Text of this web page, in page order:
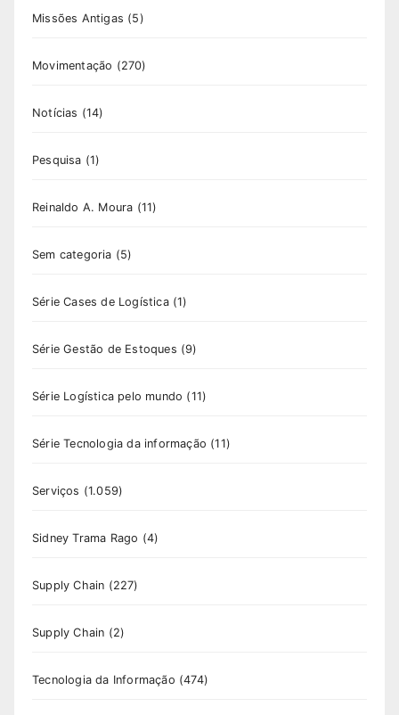
Missões Antigas (5)
Movimentação (270)
Notícias (14)
Pesquisa (1)
Reinaldo A. Moura (11)
Sem categoria (5)
Série Cases de Logística(1)
Série Gestão de Estoques (9)
Série Logística pelo mundo (11)
Série Tecnologia da informação (11)
Serviços (1.059)
Sidney Trama Rago (4)
Supply Chain (227)
Supply Chain (2)
Tecnologia da Informação (474)